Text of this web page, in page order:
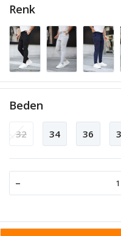
Renk
Beden
32 34 36
-